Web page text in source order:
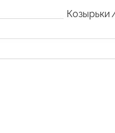
Козырьки